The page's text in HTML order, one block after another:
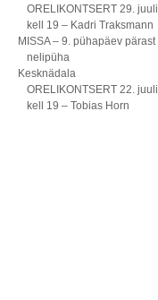
ORELIKONTSERT 29. juulil
kell 19 – Kadri Traksmann
MISSA – 9. pühapäev pärast
nelipüha
Kesknädala
ORELIKONTSERT 22. juulil
kell 19 – Tobias Horn